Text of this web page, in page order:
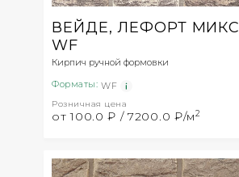
ВЕЙДЕ, ЛЕФОРТ МИКС
WF
Кирпич ручной формовки
Форматы: WF
Розничная цена
от 100.0 ₽ / 7200.0 ₽/м2